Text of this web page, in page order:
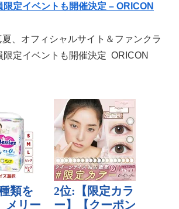
限定イベントも開催決定 – ORICON
、オフィシャルサイト＆ファンクラ
限定イベントも開催決定 ORICON